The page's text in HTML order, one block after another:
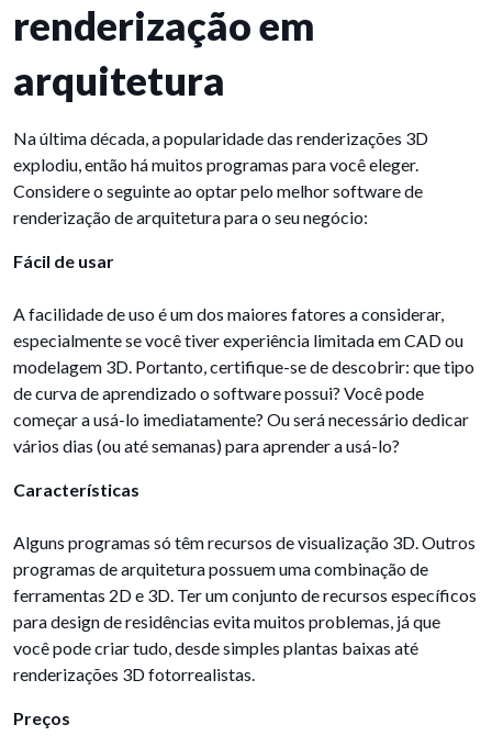
renderização em
arquitetura
Na última década, a popularidade das renderizações 3D
explodiu, então há muitos programas para você eleger.
Considere o seguinte ao optar pelo melhor software de
renderização de arquitetura para o seu negócio:
Fácil de usar
A facilidade de uso é um dos maiores fatores a considerar,
especialmente se você tiver experiência limitada em CAD ou
modelagem 3D. Portanto, certifique-se de descobrir: que tipo
de curva de aprendizado o software possui? Você pode
começar a usá-lo imediatamente? Ou será necessário dedicar
vários dias (ou até semanas) para aprender a usá-lo?
Características
Alguns programas só têm recursos de visualização 3D. Outros
programas de arquitetura possuem uma combinação de
ferramentas 2D e 3D. Ter um conjunto de recursos específicos
para design de residências evita muitos problemas, já que
você pode criar tudo, desde simples plantas baixas até
renderizações 3D fotorrealistas.
Preços